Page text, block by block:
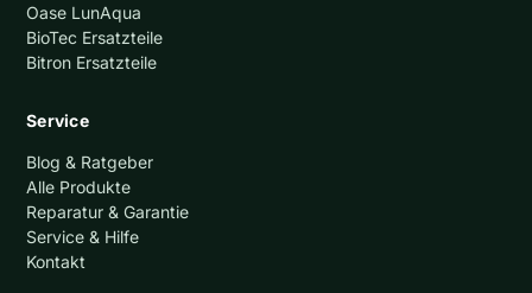
Oase LunAqua
BioTec Ersatzteile
Bitron Ersatzteile
Service
Blog & Ratgeber
Alle Produkte
Reparatur & Garantie
Service & Hilfe
Kontakt